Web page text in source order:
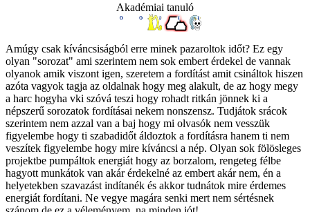
Akadémiai tanuló
Amúgy csak kíváncsiságból erre minek pazaroltok időt? Ez egy
olyan "sorozat" ami szerintem nem sok embert érdekel de vannak
olyanok amik viszont igen, szeretem a fordítást amit csináltok hiszen
azóta vagyok tagja az oldalnak hogy meg alakult, de az hogy megy
a harc hogyha vki szóvá teszi hogy rohadt ritkán jönnek ki a
népszerű sorozatok fordításai nekem nonszensz. Tudjátok srácok
szerintem nem azzal van a baj hogy mi olvasók nem vesszük
figyelembe hogy ti szabadidőt áldoztok a fordításra hanem ti nem
veszítek figyelembe hogy mire kíváncsi a nép. Olyan sok fölösleges
projektbe pumpáltok energiát hogy az borzalom, rengeteg félbe
hagyott munkátok van akár érdekelné az embert akár nem, én a
helyetekben szavazást indítanék és akkor tudnátok mire érdemes
energiát fordítani. Ne vegye magára senki mert nem sértésnek